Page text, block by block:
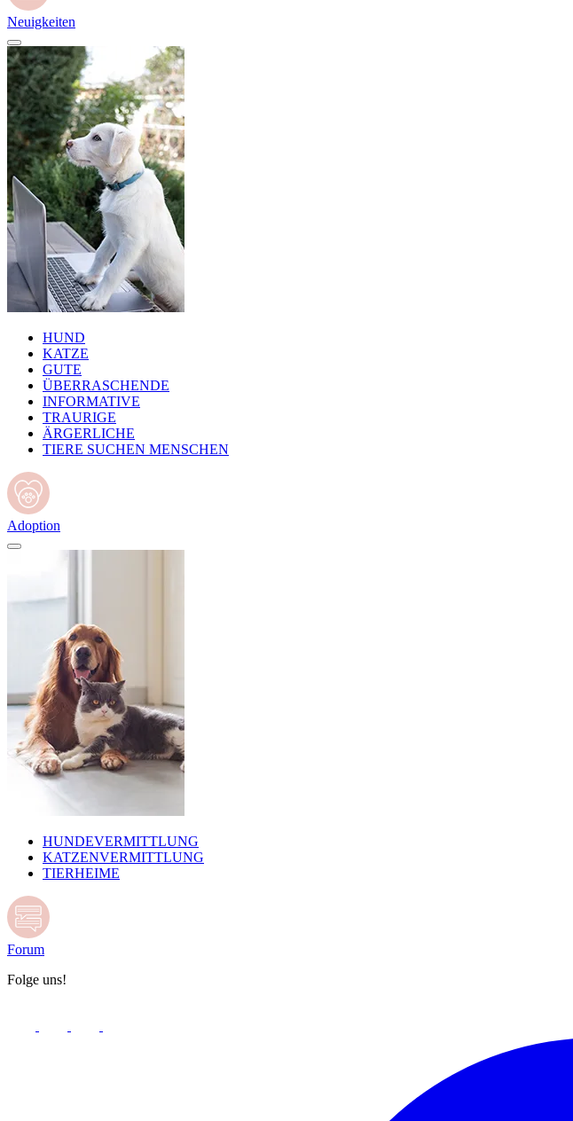
Neuigkeiten
HUND
KATZE
GUTE
ÜBERRASCHENDE
INFORMATIVE
TRAURIGE
ÄRGERLICHE
TIERE SUCHEN MENSCHEN
Adoption
HUNDEVERMITTLUNG
KATZENVERMITTLUNG
TIERHEIME
Forum
Folge uns!